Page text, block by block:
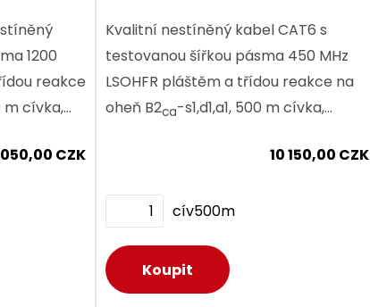
ks
ihned
Detail produktu
1200
reakce
m cívka,
050,00 CZK
Kvalitní nestíněný kabel CAT6 s
testovanou šířkou pásma 450 MHz
LSOHFR pláštěm a třídou reakce na
oheň B2ca-s1,d1,a1, 500 m cívka,
10 150,00 CZK
cív500m